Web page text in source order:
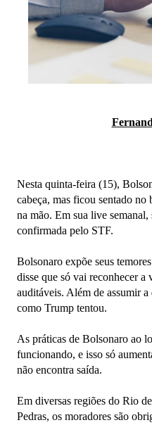
Nesta quinta-feira (15),
cabeça, mas ficou sentado
na mão. Em sua live
confirmada pelo STF.
Bolsonaro expõe seus
disse que só vai reconhecer
auditáveis. Além de assumir
como Trump tentou.
As práticas de Bolsonaro ao
funcionando, e isso só
não encontra saída.
Em diversas regiões do Rio
Pedras, os moradores são